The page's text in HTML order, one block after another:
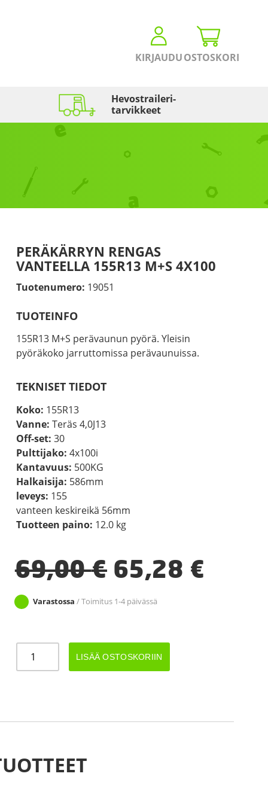
KIRJAUDUOSTOSKORI
Hevostraileri­
tarvikkeet
PERÄKÄRRYN RENGAS
VANTEELLA 155R13 M+S 4X100
Tuotenumero: 19051
TUOTEINFO
155R13 M+S perävaunun pyörä. Yleisin
pyöräkoko jarruttomissa perävaunuissa.
TEKNISET TIEDOT
Koko: 155R13
Vanne: Teräs 4,0J13
Off-set: 30
Pulttijako: 4x100i
Kantavuus: 500KG
Halkaisija: 586mm
leveys: 155
vanteen keskireikä 56mm
Tuotteen paino: 12.0 kg
69,00€ 65,28 €
Varastossa / Toimitus 1-4 päivässä
RENGAS
4X100
LISÄÄ OSTOSKORIIN